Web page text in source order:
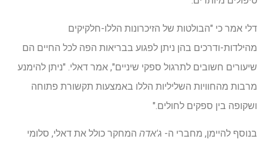
דלי אמר כי "הבולטות של הזיכרונות הללו-חלקיקים
מהילדות-ודרכים בהן ניתן לפגוע בבריאות הפה לכל החיים הם
שיעורים חשובים לתרגול ספקי שיניים", אמר דאלי. "ניתן להימנע
מרבות מהחוויות השליליות הללו באמצעות תקשורת פתוחה
ושקופה בין ספקים לחולים."
בנוסף להיימן, מחברי ה- ג'אדה המחקר כולל את דאלי, סלומי